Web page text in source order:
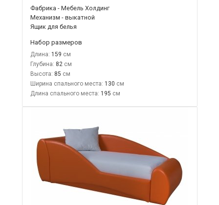
Фабрика - Мебель Холдинг
Механизм - выкатной
Ящик для белья
Набор размеров
Длина: 159
Глубина: 82
Высота: 85
Ширина спального места: 130
Длина спального места: 195